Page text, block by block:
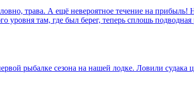
трава. А ещё невероятное течение на прибыль!
там, где был берег, теперь сплошь
рыбалке сезона на нашей лодке. Ловили судака